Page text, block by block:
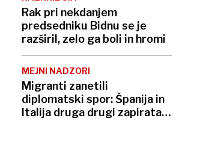
Rak pri nekdanjem
predsedniku Bidnu se je
razširil, zelo ga boli in hromi
MEJNI NADZORI
Migranti zanetili
diplomatski spor: Španija in
Italija druga drugi zapirata